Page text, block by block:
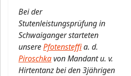
Bei der
Stutenleistungsprüfung in
Schwaiganger starteten
unserePfotensteffia. d.
Piroschkavon Mandant u. v.
Hirtentanz bei den 3jährigen